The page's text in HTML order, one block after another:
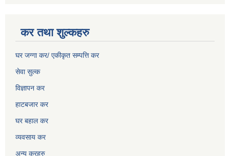
कर तथा शुल्कहरु
घर जग्गा कर/ एकीकृत सम्पत्ति कर
सेवा सुल्क
विज्ञापन कर
हाटबजार कर
घर बहाल कर
व्यवसाय कर
अन्य करहरु